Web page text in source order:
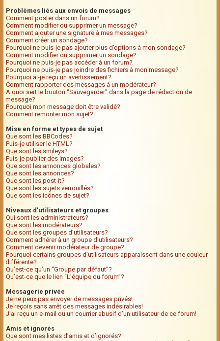
Problèmes liés aux envois de messages
Comment poster dans un forum?
Comment modifier ou supprimer un message?
Comment ajouter une signature à mes messages?
Comment créer un sondage?
Pourquoi ne puis-je pas ajouter plus d’options à mon sondage?
Comment modifier ou supprimer un sondage?
Pourquoi ne puis-je pas accéder à un forum?
Pourquoi ne puis-je pas joindre des fichiers à mon message?
Pourquoi ai-je reçu un avertissement?
Comment rapporter des messages à un modérateur?
A quoi sert le bouton “Sauvegarder” dans la page de rédaction de
message?
Pourquoi mon message doit être validé?
Comment remonter mon sujet?
Mise en forme et types de sujet
Que sont les BBCodes?
Puis-je utiliser le HTML?
Que sont les smileys?
Puis-je publier des images?
Que sont les annonces globales?
Que sont les annonces?
Que sont les post-it?
Que sont les sujets verrouillés?
Que sont les icônes de sujet?
Niveaux d’utilisateurs et groupes
Qui sont les administrateurs?
Que sont les modérateurs?
Que sont les groupes d’utilisateurs?
Comment adhérer à un groupe d’utilisateurs?
Comment devenir modérateur de groupe?
Pourquoi certains groupes d’utilisateurs apparaissent dans une couleur
différente?
Qu’est-ce qu’un “Groupe par défaut”?
Qu’est-ce que le lien “L’équipe du forum”?
Messagerie privée
Je ne peux pas envoyer de messages privés!
Je reçois sans arrêt des messages indésirables!
J’ai reçu un e-mail ou un courrier abusif d’un utilisateur de ce forum!
Amis et ignorés
Que sont mes listes d’amis et d’ignorés?